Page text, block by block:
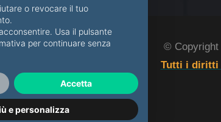
© Copyright
Tutti i diritti
o revocare il tuo
Usa il pulsante
per continuare senza
e personalizza
Accetta